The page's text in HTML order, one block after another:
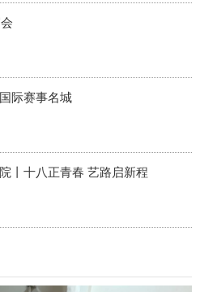
际赛事名城
丨十八正青春 艺路启新程